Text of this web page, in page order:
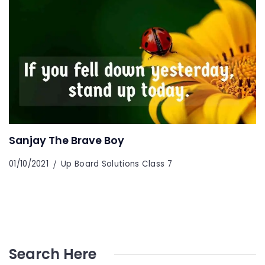
Sanjay The Brave Boy
01/10/2021 Up Board Solutions Class 7
Search Here